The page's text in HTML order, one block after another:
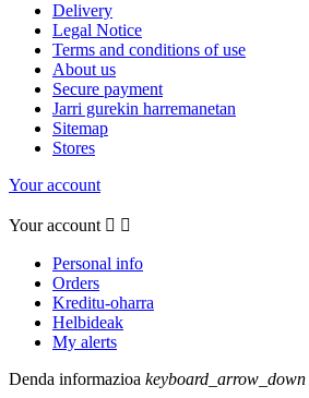
Delivery
Legal Notice
Terms and conditions of use
About us
Secure payment
Jarri gurekin harremanetan
Sitemap
Stores
Your account
Your account  
Personal info
Orders
Kreditu-oharra
Helbideak
My alerts
Denda informazioa keyboard_arrow_down